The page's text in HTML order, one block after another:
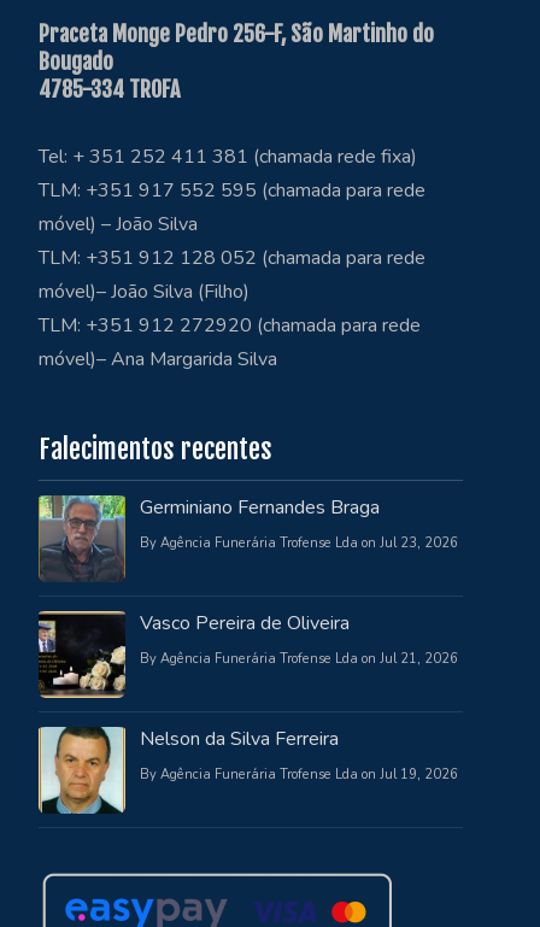
Praceta Monge Pedro 256-F, São Martinho do
Bougado
4785-334 TROFA
Tel: + 351 252 411 381 (chamada rede fixa)
TLM: +351 917 552 595 (chamada para rede
móvel) – João Silva
TLM: +351 912 128 052 (chamada para rede
móvel)– João Silva (Filho)
TLM: +351 912 272920 (chamada para rede
móvel)– Ana Margarida Silva
Falecimentos recentes
Germiniano Fernandes Braga
By Agência Funerária Trofense Lda on Jul 23, 2026
Vasco Pereira de Oliveira
By Agência Funerária Trofense Lda on Jul 21, 2026
Nelson da Silva Ferreira
By Agência Funerária Trofense Lda on Jul 19, 2026